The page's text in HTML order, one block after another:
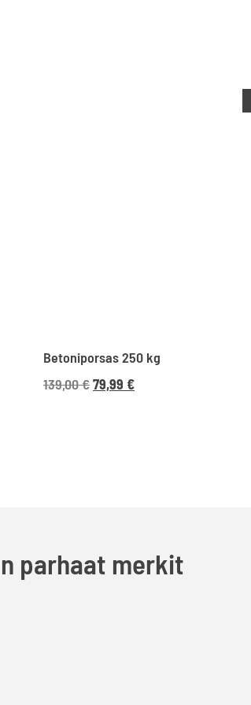
Betoniporsas 250 kg
139,00€Alkuperäinen
79,99 €Nykyinen
parhaat merkit